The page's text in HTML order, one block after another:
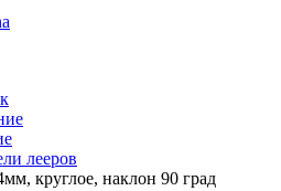
лееров
круглое, наклон 90 град